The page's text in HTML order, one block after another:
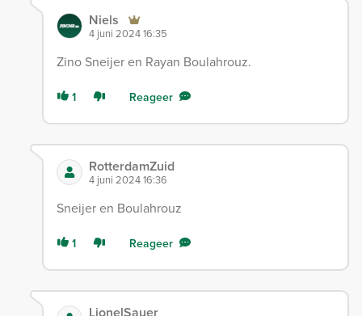
Niels
4 juni 2024 16:35
Zino Sneijer en Rayan Boulahrouz.
1 Reageer
RotterdamZuid
4 juni 2024 16:36
Sneijer en Boulahrouz
1 Reageer
LionelSauer